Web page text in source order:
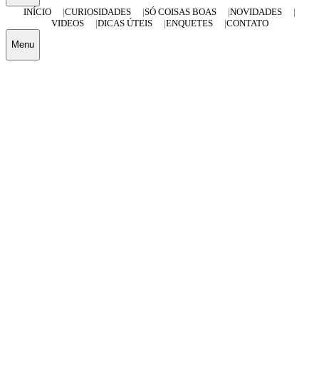
INÍCIO
CURIOSIDADES SÓ COISAS BOAS
NOVIDADES
VIDEOS
DICAS ÚTEIS ENQUETES CONTATO
Menu